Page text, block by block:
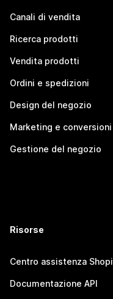
Canali di vendita
Ricerca prodotti
Vendita prodotti
Ordini e spedizioni
Design del negozio
Marketing e conversioni
Gestione del negozio
Risorse
Centro assistenza
Documentazione API